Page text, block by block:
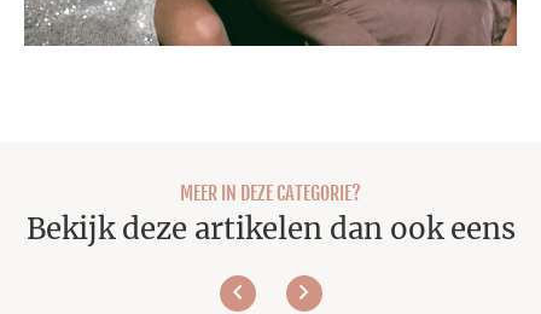
MEER IN DEZE CATEGORIE?
Bekijk deze artikelen dan ook eens